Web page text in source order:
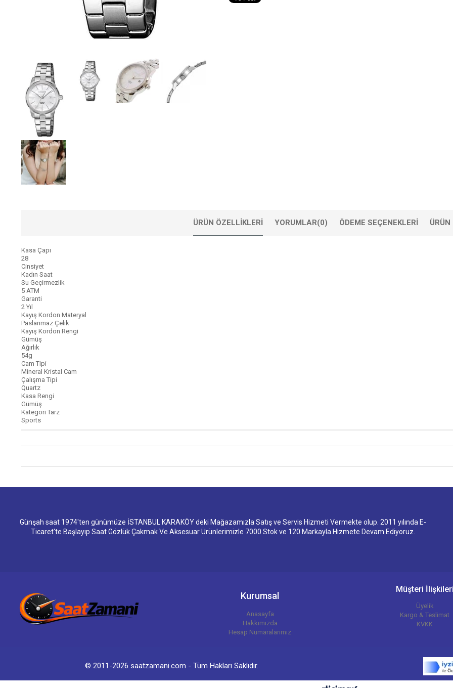
ÜRÜN ÖZELLIKLERI YORUMLAR(0) ÖDEME SEÇENEKLERI ÜRÜN
Kasa Çapı
28
Cinsiyet
Kadın Saat
Su Geçirmezlik
5 ATM
Garanti
2 Yıl
Kayış Kordon Materyal
Paslanmaz Çelik
Kayış Kordon Rengi
Gümüş
Ağırlık
54g
Cam Tipi
Mineral Kristal Cam
Çalışma Tipi
Quartz
Kasa Rengi
Gümüş
Kategori Tarz
Sports
Günşah saat 1974'ten günümüze İSTANBUL KARAKÖY deki Mağazamızla Satış ve Servis Hizmeti Vermekte olup. 2011 yılında E-
Ticaret'te Başlayıp Saat Gözlük Çakmak Ve Aksesuar Ürünlerimizle 7000 Stok ve 120 Markayla Hizmete Devam Ediyoruz.
Kurumsal
Anasayfa
Hakkımızda
Hesap Numaralarımız
Müşteri İlişkileri
Üyelik
Kargo & Teslimat
KVKK
© 2011-2026 saatzamani.com - Tüm Hakları Saklıdır.